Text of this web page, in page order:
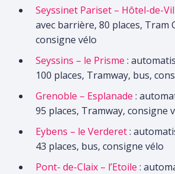
Seyssinet Pariset – Hôtel-de-
avec barrière, 80 places, Tram
consigne vélo
Seyssins – le Prisme :
100 places, Tramway, bus,
Grenoble – Esplanade :
95 places, Tramway, consigne
Eybens – le Verderet:
43 places, bus, consigne vélo
Pont- de-Claix – l’Etoile :